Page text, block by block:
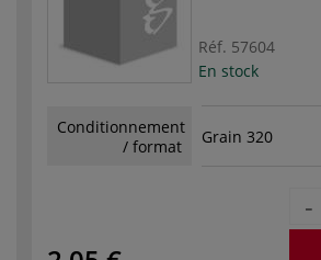
Réf. 57604
En stock
Conditionnement
/ format
Grain 320
-